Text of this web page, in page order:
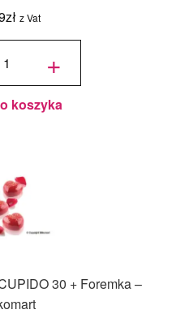
zł z Vat
+
koszyka
30 + Foremka –